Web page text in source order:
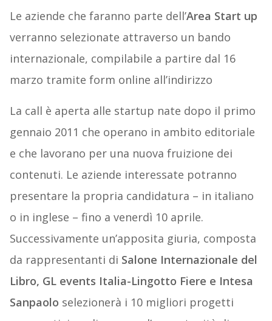
Le aziende che faranno parte dell’Area Start up
verranno selezionate attraverso un bando
internazionale, compilabile a partire dal 16
marzo tramite form online all’indirizzo
La call è aperta alle startup nate dopo il primo
gennaio 2011 che operano in ambito editoriale
e che lavorano per una nuova fruizione dei
contenuti. Le aziende interessate potranno
presentare la propria candidatura – in italiano
o in inglese – fino a venerdì 10 aprile.
Successivamente un’apposita giuria, composta
da rappresentanti di Salone Internazionale del
Libro, GL events Italia-Lingotto Fiere e Intesa
Sanpaolo selezionerà i 10 migliori progetti